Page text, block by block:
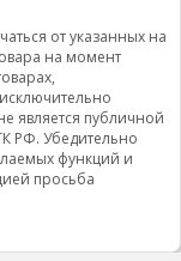
от указанных на
на момент
является публичной
РФ. Убедительно
функций и
просьба